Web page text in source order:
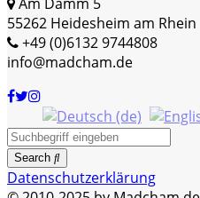
55262 Heidesheim am Rhein
+49 (0)6132 9744808
info@madcham.de
Search
Datenschutzerklärung